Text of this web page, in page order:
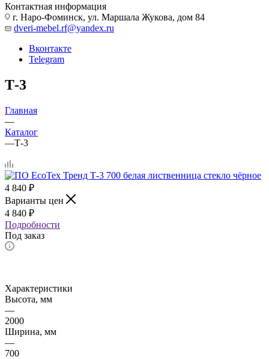
Контактная информация
г. Наро-Фоминск, ул. Маршала Жукова, дом 84
dveri-mebel.rf@yandex.ru
Вконтакте
Telegram
Т-3
Главная
—
Каталог
—Т-3
4 840 ₽
Варианты цен
4 840 ₽
Подробности
Под заказ
Характеристики
Высота, мм
—
2000
Ширина, мм
—
700